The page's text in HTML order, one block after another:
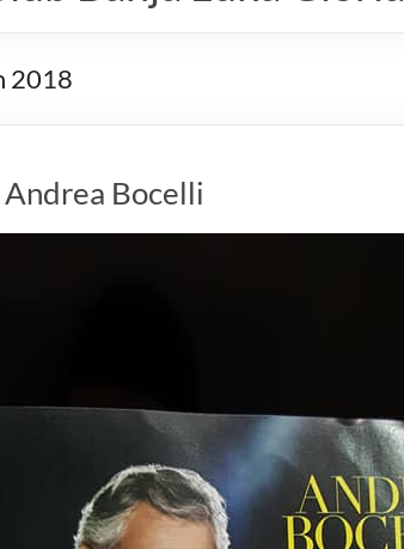
2018
Bocelli